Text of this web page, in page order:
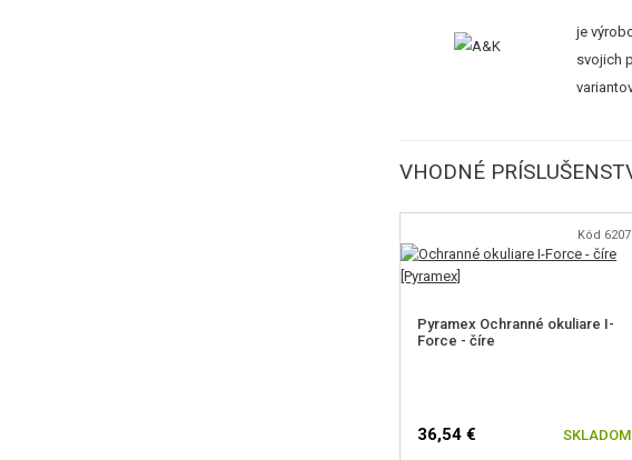
je
svojich
VHODNÉ
Kód 6207
Pyramex Ochranné okuliare I-
Force - číre
36,54 € SKLADOM